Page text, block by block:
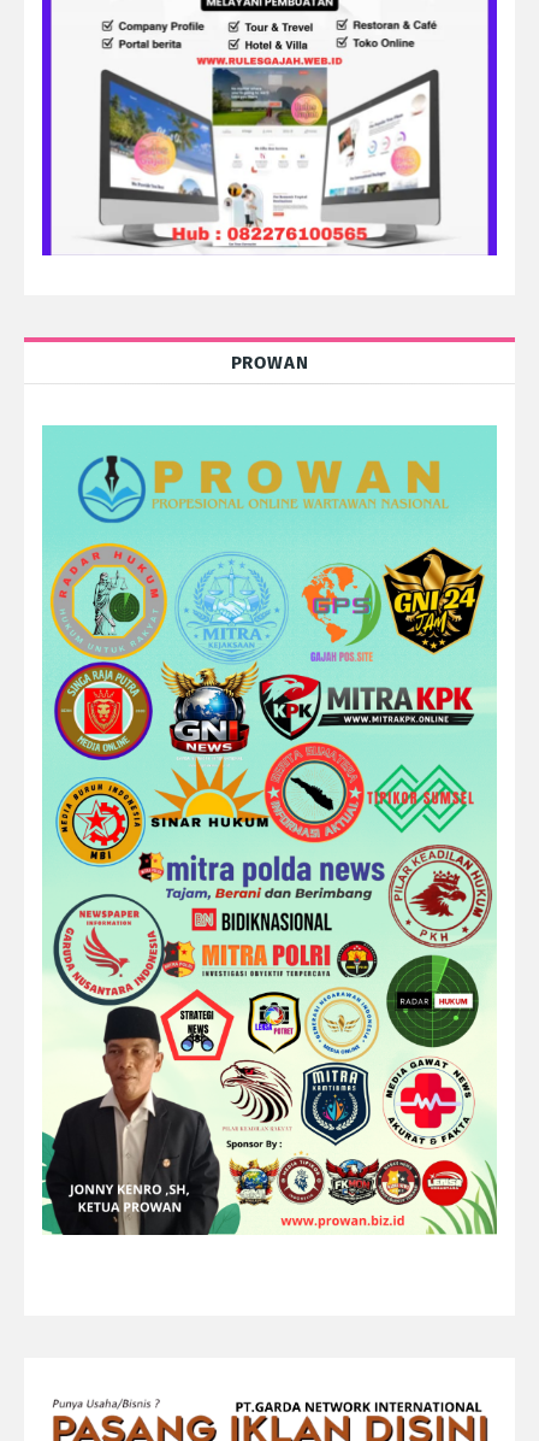
PROWAN